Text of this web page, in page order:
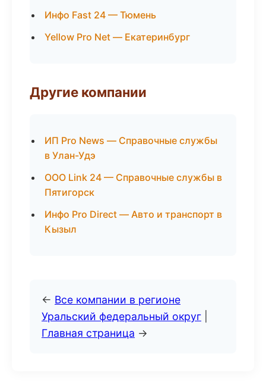
Инфо Fast 24 — Тюмень
Yellow Pro Net — Екатеринбург
Другие компании
ИП Pro News — Справочные службы
в Улан-Удэ
ООО Link 24 — Справочные службы в
Пятигорск
Инфо Pro Direct — Авто и транспорт в
Кызыл
← Все компании в регионе
Уральский федеральный округ
Главная страница →